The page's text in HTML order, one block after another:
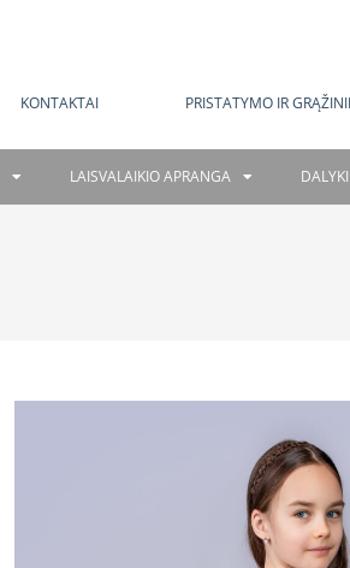
KONTAKTAI PRISTATYMO IR
LAISVALAIKIO APRANGA